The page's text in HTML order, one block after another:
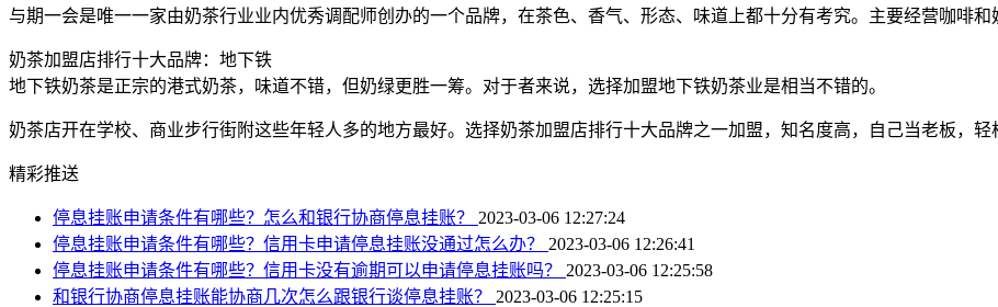
与期一会是唯一一家由奶茶行业业内优秀调配师创办的一个品牌，在茶色、香气、形态、味道上都十分有考究。主要经营咖啡和
奶茶加盟店排行十大品牌：地下铁
地下铁奶茶是正宗的港式奶茶，味道不错，但奶绿更胜一筹。对于者来说，选择加盟地下铁奶茶业是相当不错的。
奶茶店开在学校、商业步行街附这些年轻人多的地方最好。选择奶茶加盟店排行十大品牌之一加盟，知名度高，自己当老板，轻
精彩推送
停息挂账申请条件有哪些？怎么和银行协商停息挂账？ 2023-03-06 12:27:24
停息挂账申请条件有哪些？信用卡申请停息挂账没通过怎么办？ 2023-03-06 12:26:41
停息挂账申请条件有哪些？信用卡没有逾期可以申请停息挂账吗？ 2023-03-06 12:25:58
和银行协商停息挂账能协商几次怎么跟银行谈停息挂账？ 2023-03-06 12:25:15